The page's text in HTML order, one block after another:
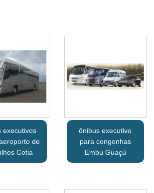
executivos
de
Cotia
ônibus executivo
para congonhas
Embu Guaçú